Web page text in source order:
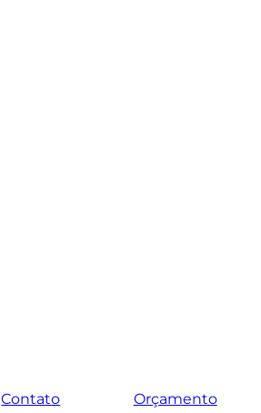
Contato
Orçamento